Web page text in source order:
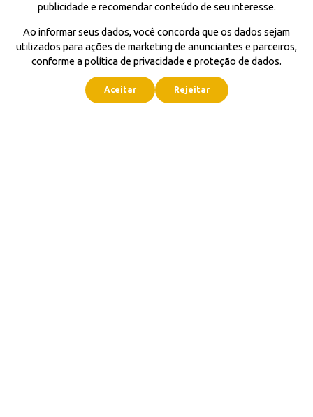
publicidade e recomendar conteúdo de seu interesse.
Ao informar seus dados, você concorda que os dados sejam
utilizados para ações de marketing de anunciantes e parceiros,
conforme a política de privacidade e proteção de dados.
Aceitar Rejeitar